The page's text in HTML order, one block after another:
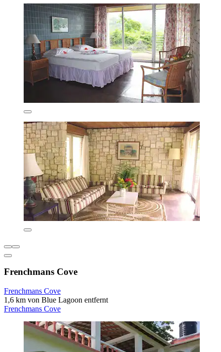
Frenchmans Cove
Frenchmans Cove
1,6 km von Blue Lagoon entfernt
Frenchmans Cove